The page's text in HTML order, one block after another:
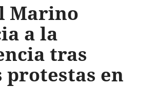
Marino
a la
tras
en